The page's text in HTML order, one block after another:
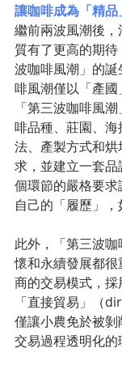
讓咖啡成為「精品
繼前兩波風潮後
質有了更高的期
波咖啡風潮」的
啡風潮僅以「產國
「第三波咖啡風
啡品種、莊園、
法、產製方式和
求，並建立一套
個環節的嚴格要
自己的「履歷」，
此外，「第三波
懷和永續發展都
商的交易模式，
「直接貿易」（
僅讓小農免於被
交易過程透明化的